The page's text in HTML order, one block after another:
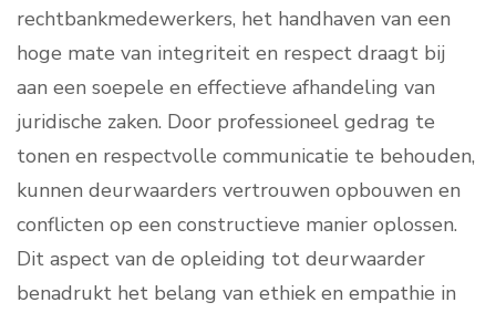
rechtbankmedewerkers, het handhaven van een
hoge mate van integriteit en respect draagt bij
aan een soepele en effectieve afhandeling van
juridische zaken. Door professioneel gedrag te
tonen en respectvolle communicatie te behouden,
kunnen deurwaarders vertrouwen opbouwen en
conflicten op een constructieve manier oplossen.
Dit aspect van de opleiding tot deurwaarder
benadrukt het belang van ethiek en empathie in